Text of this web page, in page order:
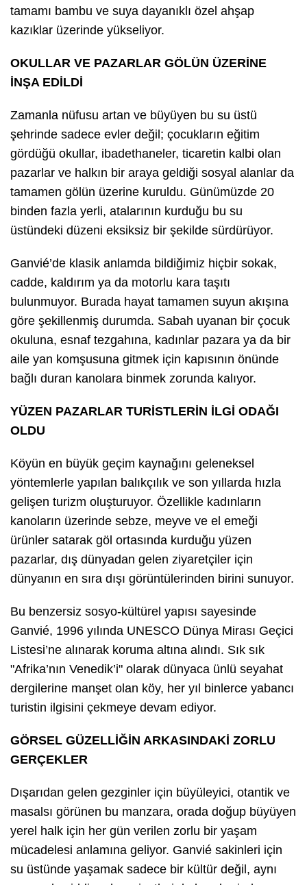
tamamı bambu ve suya dayanıklı özel ahşap
kazıklar üzerinde yükseliyor.
OKULLAR VE PAZARLAR GÖLÜN ÜZERİNE
İNŞA EDİLDİ
Zamanla nüfusu artan ve büyüyen bu su üstü
şehrinde sadece evler değil; çocukların eğitim
gördüğü okullar, ibadethaneler, ticaretin kalbi olan
pazarlar ve halkın bir araya geldiği sosyal alanlar da
tamamen gölün üzerine kuruldu. Günümüzde 20
binden fazla yerli, atalarının kurduğu bu su
üstündeki düzeni eksiksiz bir şekilde sürdürüyor.
Ganvié’de klasik anlamda bildiğimiz hiçbir sokak,
cadde, kaldırım ya da motorlu kara taşıtı
bulunmuyor. Burada hayat tamamen suyun akışına
göre şekillenmiş durumda. Sabah uyanan bir çocuk
okuluna, esnaf tezgahına, kadınlar pazara ya da bir
aile yan komşusuna gitmek için kapısının önünde
bağlı duran kanolara binmek zorunda kalıyor.
YÜZEN PAZARLAR TURİSTLERİN İLGİ ODAĞI
OLDU
Köyün en büyük geçim kaynağını geleneksel
yöntemlerle yapılan balıkçılık ve son yıllarda hızla
gelişen turizm oluşturuyor. Özellikle kadınların
kanoların üzerinde sebze, meyve ve el emeği
ürünler satarak göl ortasında kurduğu yüzen
pazarlar, dış dünyadan gelen ziyaretçiler için
dünyanın en sıra dışı görüntülerinden birini sunuyor.
Bu benzersiz sosyo-kültürel yapısı sayesinde
Ganvié, 1996 yılında UNESCO Dünya Mirası Geçici
Listesi’ne alınarak koruma altına alındı. Sık sık
"Afrika’nın Venedik’i" olarak dünyaca ünlü seyahat
dergilerine manşet olan köy, her yıl binlerce yabancı
turistin ilgisini çekmeye devam ediyor.
GÖRSEL GÜZELLİĞİN ARKASINDAKİ ZORLU
GERÇEKLER
Dışarıdan gelen gezginler için büyüleyici, otantik ve
masalsı görünen bu manzara, orada doğup büyüyen
yerel halk için her gün verilen zorlu bir yaşam
mücadelesi anlamına geliyor. Ganvié sakinleri için
su üstünde yaşamak sadece bir kültür değil, aynı